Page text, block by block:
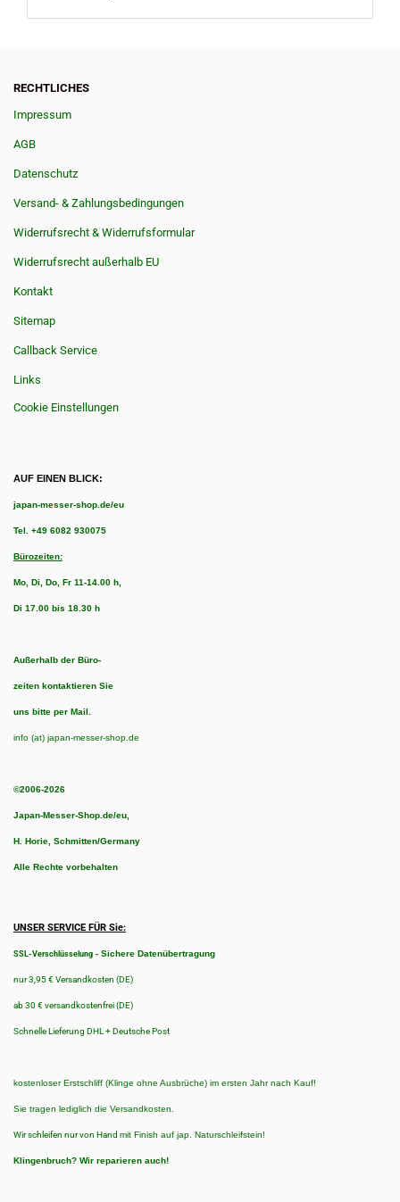
RECHTLICHES
Impressum
AGB
Datenschutz
Versand- & Zahlungsbedingungen
Widerrufsrecht & Widerrufsformular
Widerrufsrecht außerhalb EU
Kontakt
Sitemap
Callback Service
Links
Cookie Einstellungen
AUF EINEN BLICK:
japan-messer-shop.de/eu
Tel. +49 6082 930075
Bürozeiten:
Mo, Di, Do, Fr 11-14.00 h,
Di 17.00 bis 18.30 h
Außerhalb der Büro-
zeiten kontaktieren Sie
uns bitte per Mail.
info (at) japan-messer-shop.de
©2006-2026
Japan-Messer-Shop.de/eu,
H. Horie, Schmitten/Germany
Alle Rechte vorbehalten
UNSER SERVICE FÜR Sie:
SSL-Verschlüsselung - Sichere Datenübertragung
nur 3,95 € Versandkosten (DE)
ab 30 € versandkostenfrei (DE)
Schnelle Lieferung DHL + Deutsche Post
kostenloser Erstschliff (Klinge ohne Ausbrüche) im ersten Jahr nach Kauf!
Sie tragen lediglich die Versandkosten.
Wir schleifen nur von Hand mit Finish auf jap. Naturschleifstein!
Klingenbruch? Wir reparieren auch!